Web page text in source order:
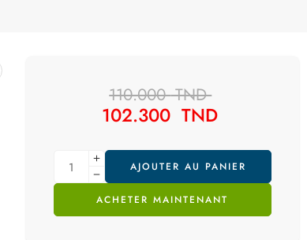
110.000TND
102.300 TND
AJOUTER AU PANIER
ACHETER MAINTENANT